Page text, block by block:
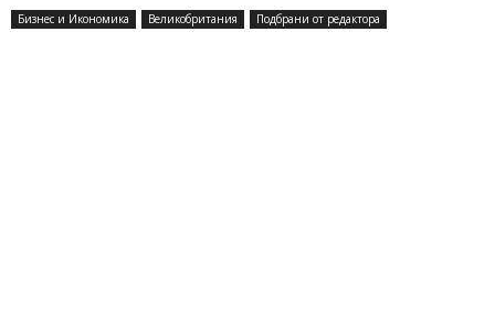
Бизнес и Икономика Великобритания Подбрани от редактора